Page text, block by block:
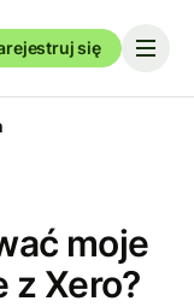
się
moje
z Xero?